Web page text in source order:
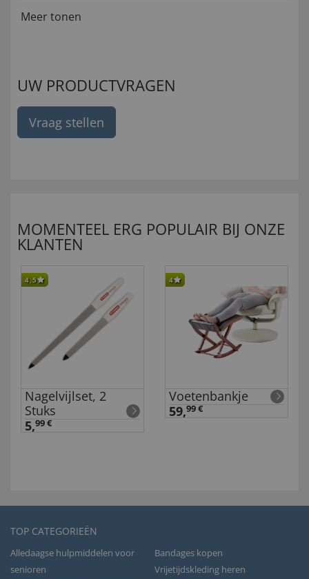
Meer tonen
UW PRODUCTVRAGEN
Vraag stellen
MOMENTEEL ERG POPULAIR BIJ ONZE
KLANTEN
4,5
Nagelvijlset, 2
Stuks
5,99 €
4
Voetenbankje
59,99 €
TOP CATEGORIEËN
Alledaagse hulpmiddelen voor
senioren
Bandages kopen
Vrijetijdskleding heren